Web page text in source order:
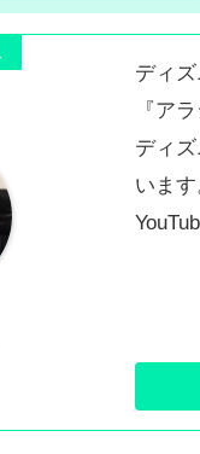
ディズ
『ア
ディ
います